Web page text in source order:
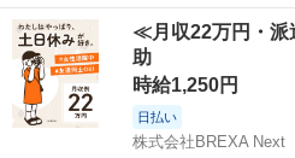
≪月収22万円・派
助
時給1,250円
日払い
株式会社BREXA Next